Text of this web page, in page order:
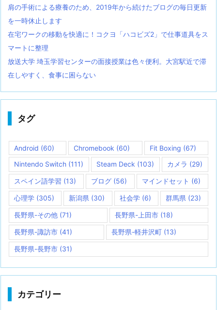
肩の手術による療養のため、2019年から続けたブログの毎日更新
を一時休止します
在宅ワークの移動を快適に！コクヨ「ハコビズ2」で仕事道具をス
マートに整理
放送大学 埼玉学習センターの面接授業は色々便利。大宮駅近で滞
在しやすく、食事に困らない
タグ
Android (60) Chromebook (60) Fit Boxing (67)
Nintendo Switch (111) Steam Deck (103) カメラ (29)
スペイン語学習 (13) ブログ (56) マインドセット (6)
心理学 (305) 新潟県 (30) 社会学(6) 群馬県 (23)
長野県-その他 (71) 長野県-上田市(18)
長野県-諏訪市 (41) 長野県-軽井沢町 (13)
長野県-長野市 (31)
カテゴリー